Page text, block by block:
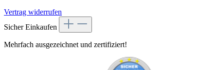
Vertrag widerrufen
Sicher Einkaufen
Mehrfach ausgezeichnet und zertifiziert!